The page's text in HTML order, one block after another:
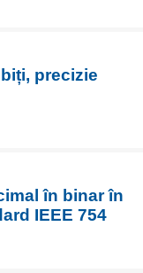
precizie
în binar în
IEEE 754